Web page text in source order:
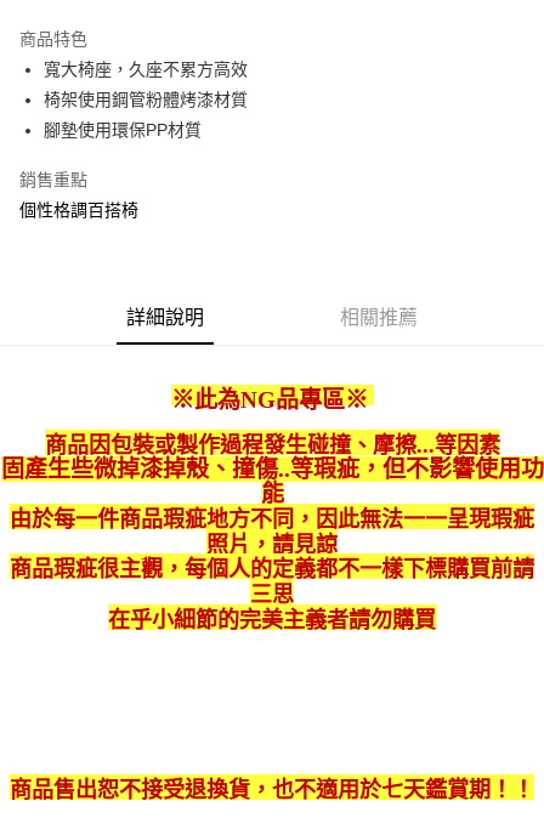
合作金庫商業銀行
華南商業銀行
上海商業儲蓄銀行
國泰世華商業銀行
匯豐（台灣）商業銀行
聯邦商業銀行
台灣樂天信用卡公司
LINE Pay
Apple Pay
悠遊付
【大哥付你分期使用說明】
1.本服務由台灣大哥大提供，台灣大哥大用戶可立即使用無須另外申請。
2.付款方式選擇「大哥付你分期」，訂單成立後會自動跳轉到大哥付的交易
流程，驗證手機門號後，選擇欲分期的期數、繳款截止日，確認付款後即完
成交易。
3.實際核准額度、可分期數及費用金額請依後續交易確認頁面所載為準。
4.訂單成立30分鐘內，如未前往確認交易或遇審核未通過，訂單將自動取
消。如遇「轉專審核」未通過狀況，表示未達大哥付你分期系統評分，恕無
法說明評估內容。
【繳款方式說明】
1.分期款項不併入電信帳單，「大哥付你分期」於每月結算日後寄送繳費提
買賣價金債權讓與本公司後，依約使用本公司帳單繳交帳款。
2.基於同意付款使用「大哥付你分期」之契約關係目的，商店將以您的個人
運送方式
宅配
每筆NT$80，滿NT$599(含以上)免運費
商品特色
寬大椅座，久座不累方高效
椅架使用鋼管粉體烤漆材質
腳墊使用環保PP材質
銷售重點
個性格調百搭椅
詳細說明 相關推薦
※此為NG品專區※
商品因包裝或製作過程發生碰撞、摩擦...等因素
固產生些微掉漆掉殼、撞傷..等瑕疵， 但不影響使用功
能
由於每一件商品瑕疵地方不同，因此無法一一呈現瑕疵
照片，請見諒
商品瑕疵很主觀，每個人的定義都不一樣下標購買前請
三思
在乎小細節的完美主義者請勿購買
商品售出恕不接受退換貨，也不適用於七天鑑賞期！！